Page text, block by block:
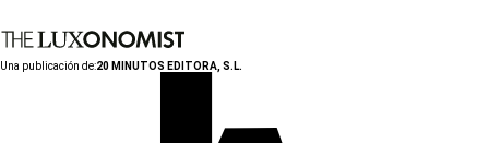
Una publicación de:20 MINUTOS EDITORA, S.L.